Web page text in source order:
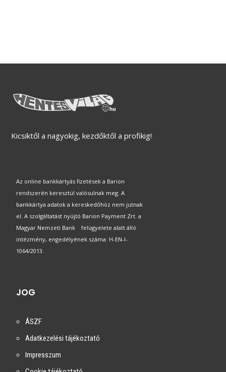
Kicsiktől a nagyokig, kezdőktől a profikig!
Az online bankkártyás fizetések a Barion
rendszerén keresztül valósulnak meg. A
bankkártya adatok a kereskedőhöz nem jutnak
el. A szolgáltatást nyújtó Barion Payment Zrt. a
Magyar Nemzeti Bank felügyelete alatt álló
intézmény, engedélyének száma: H-EN-I-
1064/2013.
JOG
ÁSZF
Adatkezelési tájékoztató
Impresszum